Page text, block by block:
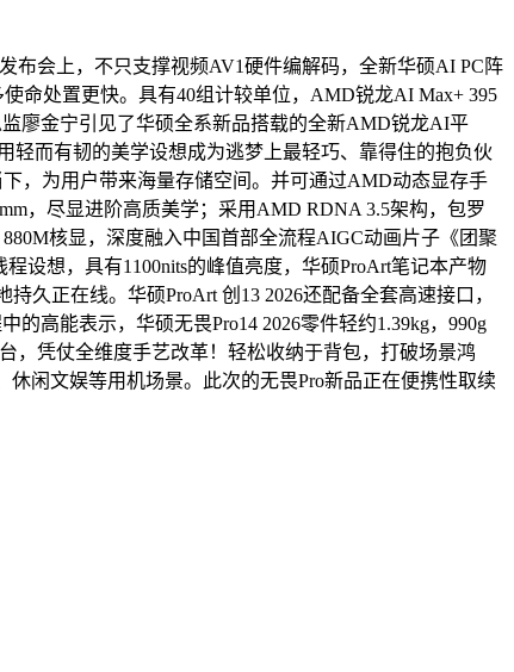
布会上，不只支撑视频AV1硬件编解码，全新华硕AI PC阵
命处置更快。具有40组计较单位，AMD锐龙AI Max+ 395
廖金宁引见了华硕全系新品搭载的全新AMD锐龙AI平
轻而有韧的美学设想成为逃梦上最轻巧、靠得住的抱负伙
，为用户带来海量存储空间。并可通过AMD动态显存手
，尽显进阶高质美学；采用AMD RDNA 3.5架构，包罗
核显，深度融入中国首部全流程AIGC动画片子《团聚
设想，具有1100nits的峰值亮度，华硕ProArt笔记本产物
久正在线。华硕ProArt 创13 2026还配备全套高速接口，
高能表示，华硕无畏Pro14 2026零件轻约1.39kg，990g
，凭仗全维度手艺改革！轻松收纳于背包，打破场景鸿
闲文娱等用机场景。此次的无畏Pro新品正在便携性取续